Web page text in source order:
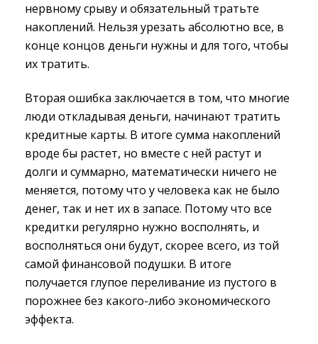
нервному срыву и обязательный тратьте
накоплений. Нельзя урезать абсолютно все, в
конце концов деньги нужны и для того, чтобы
их тратить.
Вторая ошибка заключается в том, что многие
люди откладывая деньги, начинают тратить
кредитные карты. В итоге сумма накоплений
вроде бы растет, но вместе с ней растут и
долги и суммарно, математически ничего не
меняется, потому что у человека как не было
денег, так и нет их в запасе. Потому что все
кредитки регулярно нужно восполнять, и
восполняться они будут, скорее всего, из той
самой финансовой подушки. В итоге
получается глупое переливание из пустого в
порожнее без какого-либо экономического
эффекта.